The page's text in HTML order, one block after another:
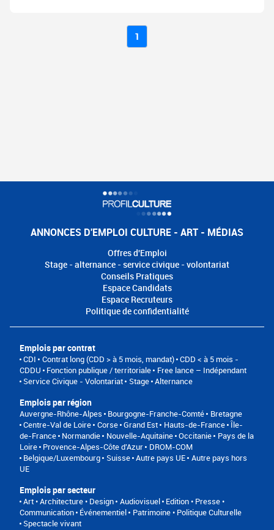
1
ANNONCES D'EMPLOI CULTURE - ART - MÉDIAS
Offres d'Emploi
Stage - alternance - service civique - volontariat
Conseils Pratiques
Espace Candidats
Espace Recruteurs
Politique de confidentialité
Emplois par contrat
CDI Contrat long (CDD > à 5 mois, mandat) CDD < à 5 mois -
CDDU
Fonction publique / territoriale
Free lance – Indépendant
Service Civique - Volontariat
Stage Alternance
Emplois par région
Auvergne-Rhône-Alpes Bourgogne-Franche-Comté
Bretagne
Centre-Val de Loire Corse Grand Est Hauts-de-France Île-
de-France Normandie Nouvelle-Aquitaine Occitanie
Pays de la
Loire Provence-Alpes-Côte d'Azur
DROM-COM
Belgique/Luxembourg
Suisse Autre pays UE Autre pays hors
UE
Emplois par secteur
Art • Architecture • Design Audiovisuel Edition • Presse •
Communication Événementiel
Patrimoine • Politique Culturelle
Spectacle vivant